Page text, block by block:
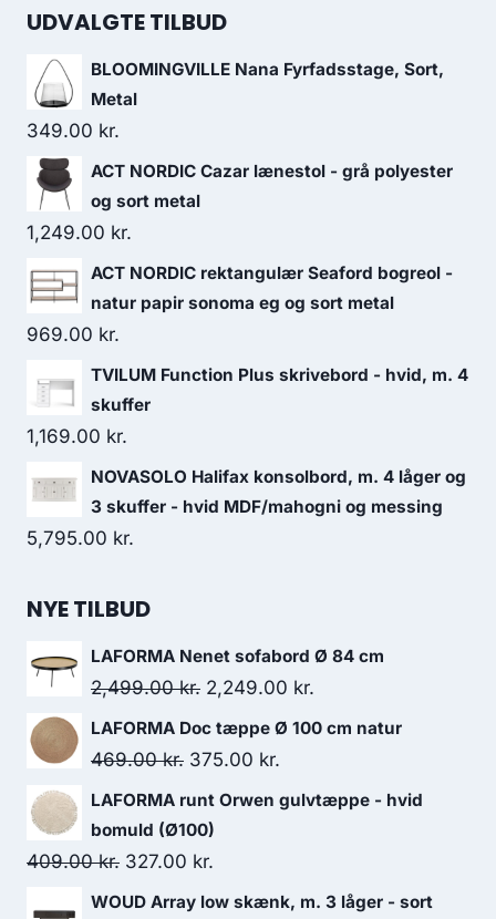
UDVALGTE TILBUD
BLOOMINGVILLE Nana Fyrfadsstage, Sort,
Metal
349.00 kr.
ACT NORDIC Cazar lænestol - grå polyester
og sort metal
1,249.00 kr.
ACT NORDIC rektangulær Seaford bogreol -
natur papir sonoma eg og sort metal
969.00 kr.
TVILUM Function Plus skrivebord - hvid, m. 4
skuffer
1,169.00 kr.
NOVASOLO Halifax konsolbord, m. 4 låger og
3 skuffer - hvid MDF/mahogni og messing
5,795.00 kr.
NYE TILBUD
LAFORMA Nenet sofabord Ø 84 cm
2,499.00kr. 2,249.00 kr.
LAFORMA Doc tæppe Ø 100 cm natur
469.00kr. 375.00 kr.
LAFORMA runt Orwen gulvtæppe - hvid
bomuld (Ø100)
409.00kr. 327.00 kr.
WOUD Array low skænk, m. 3 låger - sort